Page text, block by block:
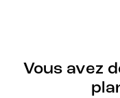
Vous avez